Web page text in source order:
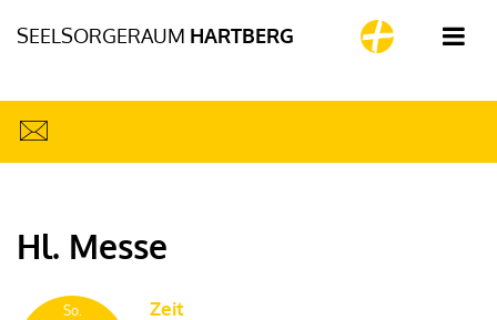
SEELSORGERAUM HARTBERG
Hl. Messe
So.
Zeit